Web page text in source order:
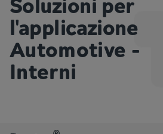
l'applicazione
Automotive -
Interni